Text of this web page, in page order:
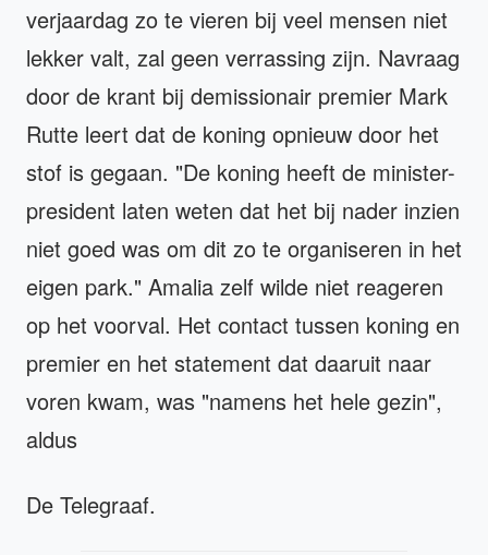
verjaardag zo te vieren bij veel mensen niet
lekker valt, zal geen verrassing zijn. Navraag
door de krant bij demissionair premier Mark
Rutte leert dat de koning opnieuw door het
stof is gegaan. "De koning heeft de minister-
president laten weten dat het bij nader inzien
niet goed was om dit zo te organiseren in het
eigen park." Amalia zelf wilde niet reageren
op het voorval. Het contact tussen koning en
premier en het statement dat daaruit naar
voren kwam, was "namens het hele gezin",
aldus
De Telegraaf.